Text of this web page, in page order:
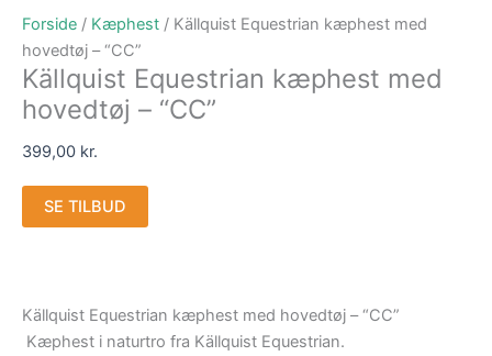
Forside / Kæphest / Källquist Equestrian kæphest med
hovedtøj – “CC”
Källquist Equestrian kæphest med
hovedtøj – “CC”
399,00 kr.
SE TILBUD
Källquist Equestrian kæphest med hovedtøj – “CC”
Kæphest i naturtro fra Källquist Equestrian.